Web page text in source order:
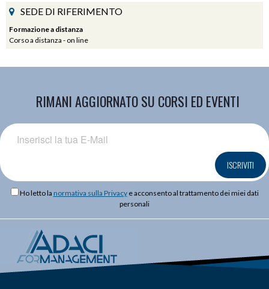
SEDE DI RIFERIMENTO
Formazione a distanza
Corso a distanza - on line
RIMANI AGGIORNATO SU CORSI ED EVENTI
ISCRIVITI
Ho letto la normativa sulla Privacye acconsento al trattamento dei miei dati
personali